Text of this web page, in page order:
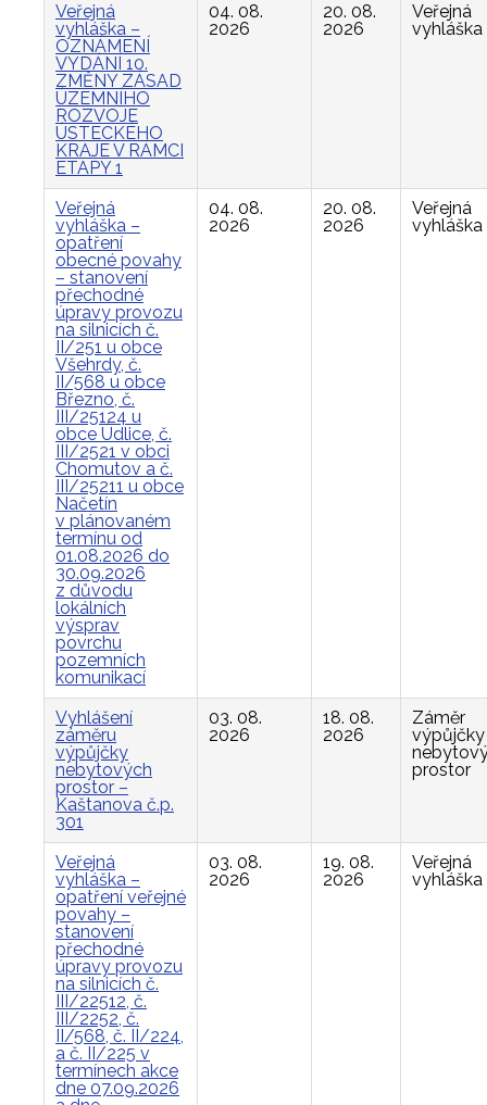
Veřejná
vyhláška –
OZNÁMENÍ
VYDÁNÍ 10.
ZMĚNY ZÁSAD
ÚZEMNÍHO
ROZVOJE
ÚSTECKÉHO
KRAJE V RÁMCI
ETAPY 1
04. 08.
2026
20. 08.
2026
Veřejná
vyhláška
Veřejná
vyhláška –
opatření
obecné povahy
– stanovení
přechodné
úpravy provozu
na silnicích č.
II/251 u obce
Všehrdy, č.
II/568 u obce
Březno, č.
III/25124 u
obce Údlice, č.
III/2521 v obci
Chomutov a č.
III/25211 u obce
Načetín
v plánovaném
termínu od
01.08.2026 do
30.09.2026
z důvodu
lokálních
výsprav
povrchu
pozemních
komunikací
04. 08.
2026
20. 08.
2026
Veřejná
vyhláška
Vyhlášení
záměru
výpůjčky
nebytových
prostor –
Kaštanova č.p.
301
03. 08.
2026
18. 08.
2026
Záměr
výpůjčky
prostor
Veřejná
vyhláška –
opatření veřejné
povahy –
stanovení
přechodné
úpravy provozu
na silnicích č.
III/22512, č.
III/2252, č.
II/568, č. II/224,
a č. II/225 v
termínech akce
dne 07.09.2026
03. 08.
2026
19. 08.
2026
Veřejná
vyhláška